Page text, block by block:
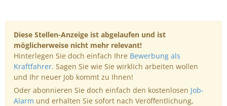
Diese Stellen-Anzeige ist abgelaufen und ist
möglicherweise nicht mehr relevant!
Hinterlegen Sie doch einfach Ihre Bewerbung als
Kraftfahrer. Sagen Sie wie Sie wirklich arbeiten wollen
und Ihr neuer Job kommt zu Ihnen!
Oder abonnieren Sie doch einfach den kostenlosen Job-
Alarm und erhalten Sie sofort nach Veröffentlichung,